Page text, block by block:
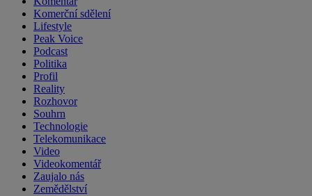
Komerční sdělení
Lifestyle
Peak Voice
Podcast
Politika
Profil
Reality
Rozhovor
Souhrn
Technologie
Telekomunikace
Video
Videokomentář
Zaujalo nás
Zemědělství